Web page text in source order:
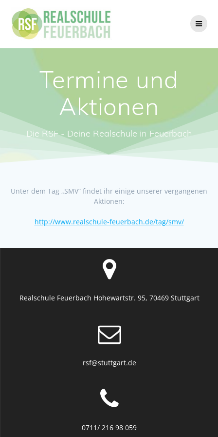
Inhalt
springen
Termine und
Aktionen
Die RSF - Deine Realschule in Feuerbach
Unter dem Tag „SMV“ findet ihr einige unserer vergangenen
Aktionen:
http://www.realschule-feuerbach.de/tag/smv/
Realschule Feuerbach Hohewartstr. 95, 70469 Stuttgart
rsf@stuttgart.de
0711/ 216 98 059